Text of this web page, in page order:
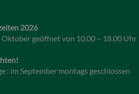
2026
Oktober geöffnet von 10.00 – 18.00 Uhr
: im September montags geschlossen